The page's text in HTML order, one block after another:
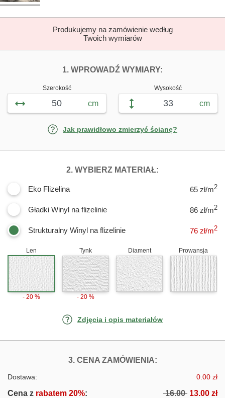
Produkujemy na zamówienie według
Twoich wymiarów
1. WPROWADŹ WYMIARY:
Szerokość
cm
Wysokość
cm
Jak prawidłowo zmierzyć ścianę?
2. WYBIERZ MATERIAŁ:
Eko Flizelina 65 zł/m2
Gładki Winyl na flizelinie 86 zł/m2
Strukturalny Winyl na flizelinie 76 zł/m2
Len
- 20 %
Tynk
- 20 %
Diament Prowansja
Zdjęcia i opis materiałów
3. CENA ZAMÓWIENIA:FOTOTAPETY
Dostawa: 0.00 zł
Cena z rabatem 20%: 16.00 13.00 zł